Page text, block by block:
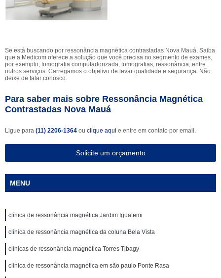
Se está buscando por ressonância magnética contrastadas Nova Mauá, Saiba
que a Medicom oferece a solução que você precisa no segmento de exames,
por exemplo, tomografia computadorizada, tomografias, ressonância, entre
outros serviços. Carregamos o objetivo de levar qualidade e segurança. Não
deixe de falar conosco.
Para saber mais sobre Ressonância Magnética
Contrastadas Nova Mauá
Ligue para (11) 2206-1364 ou clique aqui e entre em contato por email.
Solicite um orçamento
MENU
clínica de ressonância magnética Jardim Iguatemi
clínica de ressonância magnética da coluna Bela Vista
clínicas de ressonância magnética Torres Tibagy
clínica de ressonância magnética em são paulo Ponte Rasa